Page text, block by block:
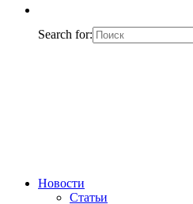
Search for:
Новости
Статьи